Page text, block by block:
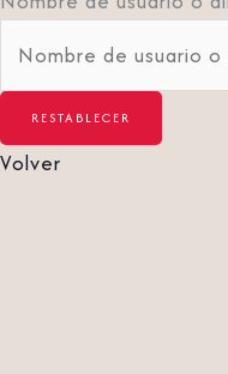
Volver